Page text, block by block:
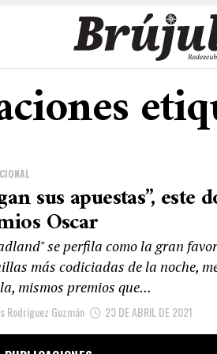
sus apuestas”, este
Oscar
se perfila como la gran
más codiciadas de la noche,
mismos premios que...
Rodríguez Guzmán 23 DE ABRIL DE 2021